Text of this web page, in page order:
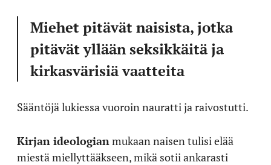
Miehet pitävät naisista, jotka
pitävät yllään seksikkäitä ja
kirkasvärisiä vaatteita
Sääntöjä lukiessa vuoroin nauratti ja raivostutti.
Kirjan ideologian mukaan naisen tulisi elää
miestä miellyttääkseen, mikä sotii ankarasti